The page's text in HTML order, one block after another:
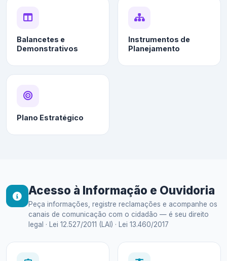
Balancetes e
Demonstrativos
Instrumentos de
Planejamento
Plano Estratégico
Acesso à Informação e Ouvidoria
Peça informações, registre reclamações e acompanhe os
canais de comunicação com o cidadão — é seu direito
legal · Lei 12.527/2011 (LAI) · Lei 13.460/2017